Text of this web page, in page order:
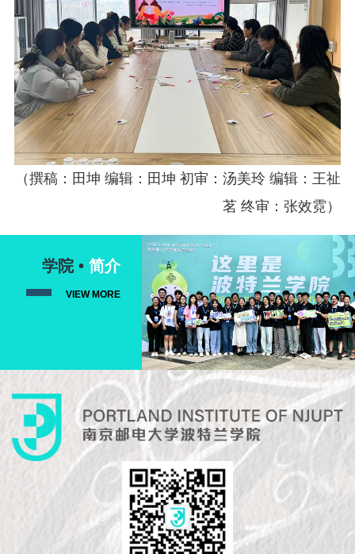
（撰稿：田坤 编辑：田坤 初审：汤美玲 编辑：王祉
茗 终审：张效霓）
学院 •简介
VIEW MORE